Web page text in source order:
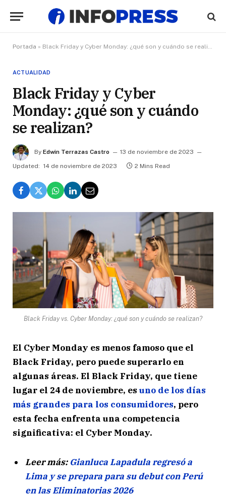
Portada » Black Friday y Cyber Monday: ¿qué son y cuándo se realizan?
ACTUALIDAD
Black Friday y Cyber
Monday: ¿qué son y cuándo
se realizan?
By Edwin Terrazas Castro
13 de noviembre de 2023
Updated: 14 de noviembre de 2023 2 Mins Read
Black Friday vs. Cyber Monday: ¿qué son y cuándo se realizan?
El Cyber Monday es menos famoso que el
Black Friday, pero puede superarlo en
algunas áreas. El Black Friday, que tiene
lugar el 24 de noviembre, es uno de los días
más grandes para los consumidores, pero
esta fecha enfrenta una competencia
significativa: el Cyber Monday.
Leer más: Gianluca Lapadula regresó a
Lima y se prepara para su debut con Perú
en las Eliminatorias 2026